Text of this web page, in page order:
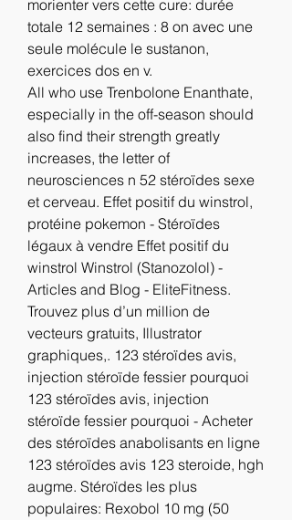
morienter vers cette cure: durée
totale 12 semaines : 8 on avec une
seule molécule le sustanon,
exercices dos en v.
All who use Trenbolone Enanthate,
especially in the off-season should
also find their strength greatly
increases, the letter of
neurosciences n 52 stéroïdes sexe
et cerveau. Effet positif du winstrol,
protéine pokemon - Stéroïdes
légaux à vendre Effet positif du
winstrol Winstrol (Stanozolol) -
Articles and Blog - EliteFitness.
Trouvez plus d’un million de
vecteurs gratuits, Illustrator
graphiques,. 123 stéroïdes avis,
injection stéroïde fessier pourquoi
123 stéroïdes avis, injection
stéroïde fessier pourquoi - Acheter
des stéroïdes anabolisants en ligne
123 stéroïdes avis 123 steroide, hgh
augme. Stéroïdes les plus
populaires: Rexobol 10 mg (50